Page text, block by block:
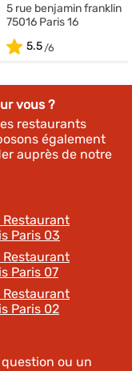
5 rue benjamin franklin
75016 Paris 16
5.5
vous ?
restaurants
également
auprès de notre
Restaurant
Paris 03
Restaurant
Paris 07
Restaurant
Paris 02
ou un